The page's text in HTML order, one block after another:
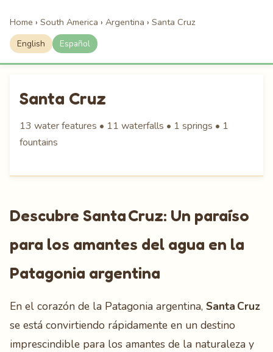
Home › South America › Argentina › Santa Cruz
English Español
Santa Cruz
13 water features • 11 waterfalls • 1 springs • 1
fountains
Descubre Santa Cruz: Un paraíso
para los amantes del agua en la
Patagonia argentina
En el corazón de la Patagonia argentina, Santa Cruz
se está convirtiendo rápidamente en un destino
imprescindible para los amantes de la naturaleza y